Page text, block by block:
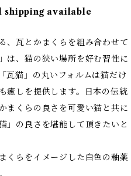
available
、瓦とかまくらを組み合わせて
は、猫の狭い場所を好む習性に
瓦猫」の丸いフォルムは猫だけ
癒しを提供します。日本の伝統
まくらの良さを可愛い猫と共に
」の良さを堪能して頂きたいと
くらをイメージした白色の釉薬